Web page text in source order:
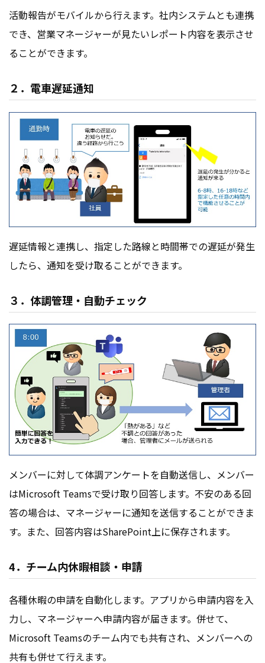
活動報告がモバイルから行えます。社内システムとも連携
でき、営業マネージャーが見たいレポート内容を表示させ
ることができます。
２．電車遅延通知
遅延情報と連携し、指定した路線と時間帯での遅延が発生
したら、通知を受け取ることができます。
３．体調管理・自動チェック
メンバーに対して体調アンケートを自動送信し、メンバー
はMicrosoft Teamsで受け取り回答します。不安のある回
答の場合は、マネージャーに通知を送信することができま
す。また、回答内容はSharePoint上に保存されます。
4．チーム内休暇相談・申請
各種休暇の申請を自動化します。アプリから申請内容を入
力し、マネージャーへ申請内容が届きます。併せて、
Microsoft Teamsのチーム内でも共有され、メンバーへの
共有も併せて行えます。